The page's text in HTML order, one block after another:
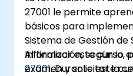
27001 le permite
básicos para
Sistema de Gestión de
Información, según lo
27001. Durante este
Al finalizar este curso,
examen y solicitar la